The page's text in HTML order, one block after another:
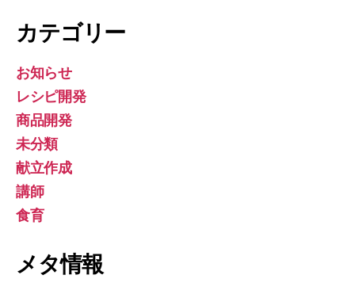
カテゴリー
お知らせ
レシピ開発
商品開発
未分類
献立作成
講師
食育
メタ情報